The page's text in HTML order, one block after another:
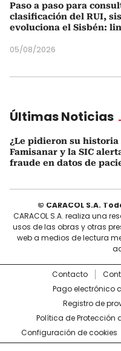
Paso a paso para
clasificación del RUI,
evoluciona el Sisbén:
05/08/2026
Últimas Noticias
¿Le pidieron su historia
Famisanar y la SIC
fraude en datos de
© CARACOL S.A.
CARACOL S.A. realiza una
usos de las obras y otras
web a medios de lectura
Contacto
Pago electrónico
Registro de
Política de Protección
Configuración de cookies